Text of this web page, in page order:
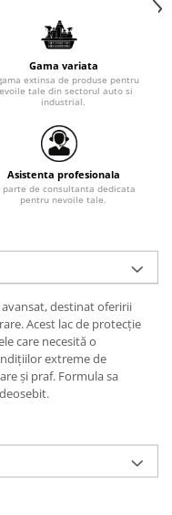
Gama variata
extinsa de produse pentru
tale din sectorul auto si
industrial.
Asistenta profesionala
parte de consultanta dedicata
pentru nevoile tale.
destinat oferirii
Acest lac de protecție
care necesită o
extreme de
și praf. Formula sa